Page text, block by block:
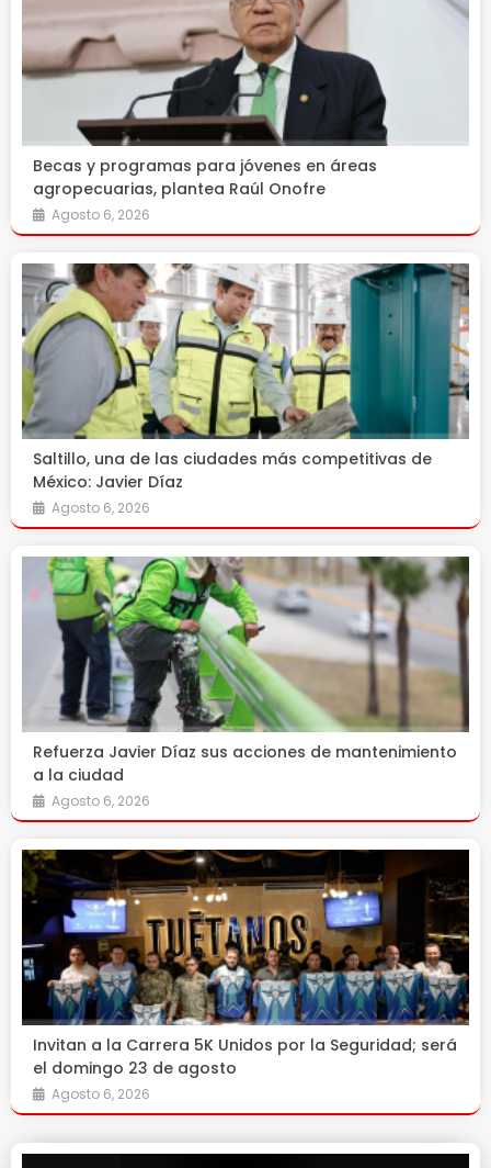
Becas y programas para jóvenes en áreas
agropecuarias, plantea Raúl Onofre
Agosto 6, 2026
Saltillo, una de las ciudades más competitivas de
México: Javier Díaz
Agosto 6, 2026
Refuerza Javier Díaz sus acciones de mantenimiento
a la ciudad
Agosto 6, 2026
Invitan a la Carrera 5K Unidos por la Seguridad; será
el domingo 23 de agosto
Agosto 6, 2026